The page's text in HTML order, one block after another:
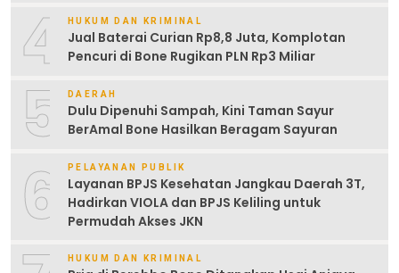
4 HUKUM DAN KRIMINAL
Jual Baterai Curian Rp8,8 Juta, Komplotan
Pencuri di Bone Rugikan PLN Rp3 Miliar
5 DAERAH
Dulu Dipenuhi Sampah, Kini Taman Sayur
BerAmal Bone Hasilkan Beragam Sayuran
6 PELAYANAN PUBLIK
Layanan BPJS Kesehatan Jangkau Daerah 3T,
Hadirkan VIOLA dan BPJS Keliling untuk
Permudah Akses JKN
HUKUM DAN KRIMINAL